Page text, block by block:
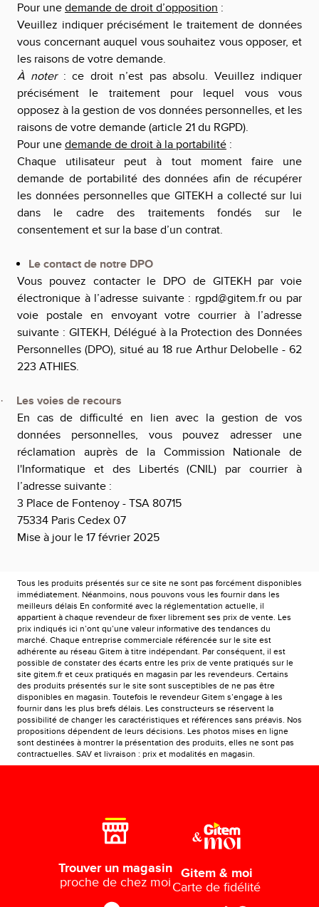
Pour une demande de droit d’opposition :
Veuillez indiquer précisément le traitement de données
vous concernant auquel vous souhaitez vous opposer, et
les raisons de votre demande.
À noter: ce droit n’est pas absolu. Veuillez indiquer
précisément le traitement pour lequel vous vous
opposez à la gestion de vos données personnelles, et les
raisons de votre demande (article 21 du RGPD).
Pour une demande de droit à la portabilité :
Chaque utilisateur peut à tout moment faire une
demande de portabilité des données afin de récupérer
les données personnelles que GITEKH a collecté sur lui
dans le cadre des traitements fondés sur le
consentement et sur la base d’un contrat.
Le contact de notre DPO
Vous pouvez contacter le DPO de GITEKH par voie
électronique à l’adresse suivante : rgpd@gitem.frou par
voie postale en envoyant votre courrier à l’adresse
suivante : GITEKH, Délégué à la Protection des Données
Personnelles (DPO), situé au 18 rue Arthur Delobelle - 62
223 ATHIES.
·
Les voies de recours
En cas de difficulté en lien avec la gestion de vos
données personnelles, vous pouvez adresser une
réclamation auprès de la Commission Nationale de
l'Informatique et des Libertés (CNIL) par courrier à
l’adresse suivante :
3 Place de Fontenoy - TSA 80715
75334 Paris Cedex 07
Mise à jour le 17 février 2025
Tous les produits présentés sur ce site ne sont pas forcément disponibles
immédiatement. Néanmoins, nous pouvons vous les fournir dans les
meilleurs délais En conformité avec la réglementation actuelle, il
appartient à chaque revendeur de fixer librement ses prix de vente. Les
prix indiqués ici n’ont qu’une valeur informative des tendances du
marché. Chaque entreprise commerciale référencée sur le site est
adhérente au réseau Gitem à titre indépendant. Par conséquent, il est
possible de constater des écarts entre les prix de vente pratiqués sur le
site gitem.fr et ceux pratiqués en magasin par les revendeurs. Certains
des produits présentés sur le site sont susceptibles de ne pas être
disponibles en magasin. Toutefois le revendeur Gitem s’engage à les
fournir dans les plus brefs délais. Les constructeurs se réservent la
possibilité de changer les caractéristiques et références sans préavis. Nos
propositions dépendent de leurs décisions. Les photos mises en ligne
sont destinées à montrer la présentation des produits, elles ne sont pas
contractuelles. SAV et livraison : prix et modalités en magasin.
Trouver un magasin
proche de chez moi
Gitem & moi
Carte de fidélité